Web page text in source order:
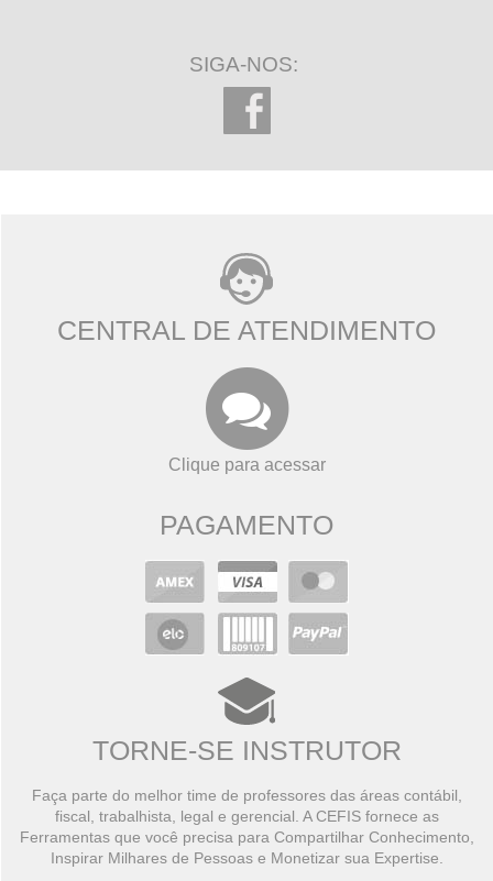
SIGA-NOS:
CENTRAL DE ATENDIMENTO
Clique para acessar
PAGAMENTO
TORNE-SE INSTRUTOR
Faça parte do melhor time de professores das áreas contábil,
fiscal, trabalhista, legal e gerencial. A CEFIS fornece as
Ferramentas que você precisa para Compartilhar Conhecimento,
Inspirar Milhares de Pessoas e Monetizar sua Expertise.